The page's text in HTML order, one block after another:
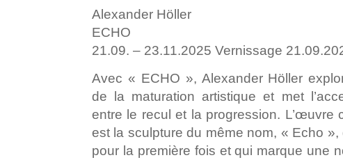
Alexander Höller
ECHO
21.09. – 23.11.2025 Vernissage
Avec « ECHO », Alexander Höller
de la maturation artistique et met
entre le recul et la progression. L’œuvre
est la sculpture du même nom, « Echo
pour la première fois et qui marque une